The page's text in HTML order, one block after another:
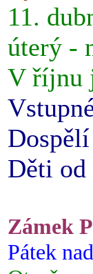
11.
úterý -
V říjnu
Děti od
Zámek
Pátek